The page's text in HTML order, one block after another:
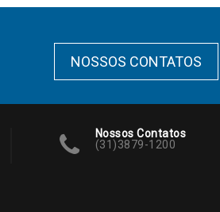
NOSSOS CONTATOS
Nossos Contatos
(31)3879-1200